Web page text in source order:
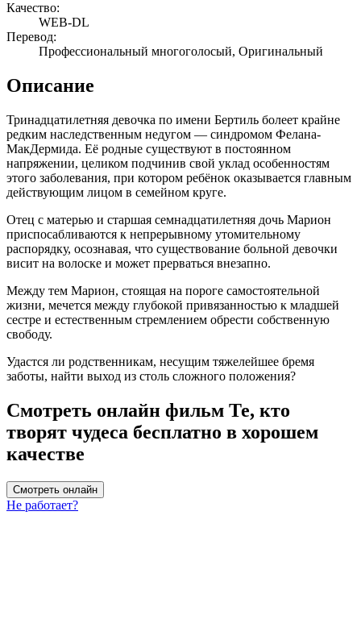
Качество:
WEB-DL
Перевод:
Профессиональный многоголосый, Оригинальный
Описание
Тринадцатилетняя девочка по имени Бертиль болеет крайне
редким наследственным недугом — синдромом Фелана-
МакДермида. Её родные существуют в постоянном
напряжении, целиком подчинив свой уклад особенностям
этого заболевания, при котором ребёнок оказывается главным
действующим лицом в семейном круге.
Отец с матерью и старшая семнадцатилетняя дочь Марион
приспосабливаются к непрерывному утомительному
распорядку, осознавая, что существование больной девочки
висит на волоске и может прерваться внезапно.
Между тем Марион, стоящая на пороге самостоятельной
жизни, мечется между глубокой привязанностью к младшей
сестре и естественным стремлением обрести собственную
свободу.
Удастся ли родственникам, несущим тяжелейшее бремя
заботы, найти выход из столь сложного положения?
Смотреть онлайн фильм Те, кто
творят чудеса бесплатно в хорошем
качестве
Смотреть онлайн
Не работает?